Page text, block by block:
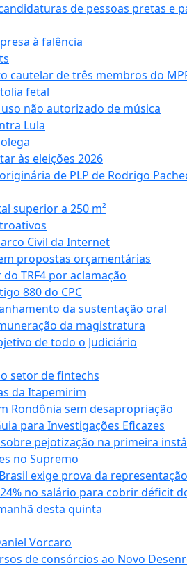
de pessoas pretas e
à falência
cautelar de três membros do
fetal
não autorizado de música
Lula
às eleições 2026
de PLP de Rodrigo
superior a 250 m²
Civil da Internet
propostas orçamentárias
TRF4 por aclamação
880 do CPC
da sustentação oral
da magistratura
de todo o Judiciário
setor de fintechs
da Itapemirim
Rondônia sem desapropriação
para Investigações Eficazes
pejotização na primeira
no Supremo
exige prova da representação
no salário para cobrir déficit
desta quinta
Vorcaro
de consórcios ao Novo